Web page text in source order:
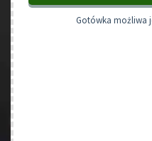
Gotówka możliwa